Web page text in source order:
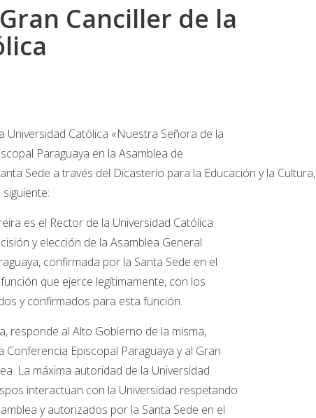
Canciller de la
Universidad Católica «Nuestra Señora de la
Paraguaya en la Asamblea de
Sede a través del Dicasterio para la Educación y la Cultura,
es el Rector de la Universidad Católica
y elección de la Asamblea General
confirmada por la Santa Sede en el
que ejerce legítimamente, con los
y confirmados para esta función.
responde al Alto Gobierno de la misma,
Episcopal Paraguaya y al Gran
La máxima autoridad de la Universidad
interactúan con la Universidad respetando
y autorizados por la Santa Sede en el